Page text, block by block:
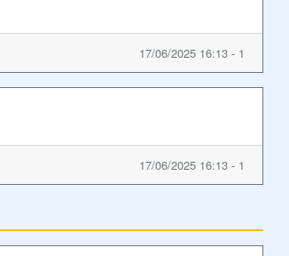
17/06/2025 16:13 - 1
17/06/2025 16:13 - 1